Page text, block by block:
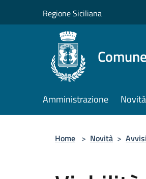
Regione Siciliana
Amministrazione Novità
Home > Novità > Avvisi